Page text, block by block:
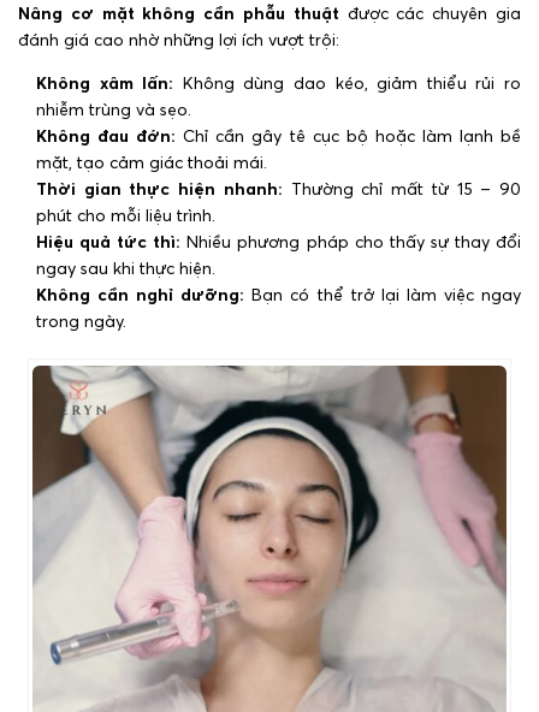
Nâng cơ mặt không cần phẫu thuật được các chuyên gia
đánh giá cao nhờ những lợi ích vượt trội:
Không xâm lấn: Không dùng dao kéo, giảm thiểu rủi ro
nhiễm trùng và sẹo.
Không đau đớn: Chỉ cần gây tê cục bộ hoặc làm lạnh bề
mặt, tạo cảm giác thoải mái.
Thời gian thực hiện nhanh: Thường chỉ mất từ 15 – 90
phút cho mỗi liệu trình.
Hiệu quả tức thì: Nhiều phương pháp cho thấy sự thay đổi
ngay sau khi thực hiện.
Không cần nghỉ dưỡng: Bạn có thể trở lại làm việc ngay
trong ngày.